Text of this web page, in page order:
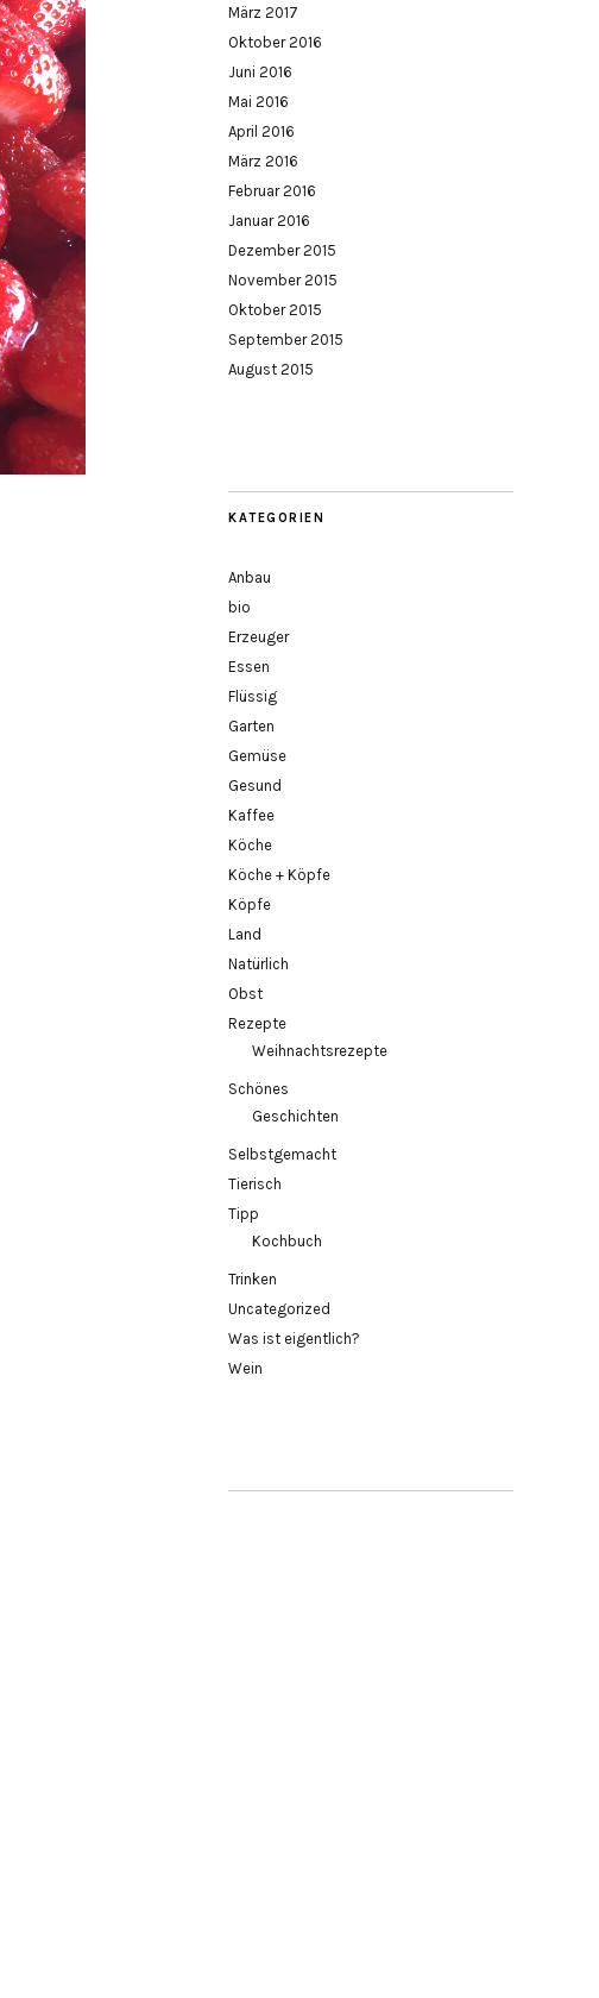
März 2017
Oktober 2016
Juni 2016
Mai 2016
April 2016
März 2016
Februar 2016
Januar 2016
Dezember 2015
November 2015
Oktober 2015
September 2015
August 2015
KATEGORIEN
Anbau
bio
Erzeuger
Essen
Flüssig
Garten
Gemüse
Gesund
Kaffee
Köche
Köche + Köpfe
Köpfe
Land
Natürlich
Obst
Rezepte
Weihnachtsrezepte
Schönes
Geschichten
Selbstgemacht
Tierisch
Tipp
Kochbuch
Trinken
Uncategorized
Was ist eigentlich?
Wein